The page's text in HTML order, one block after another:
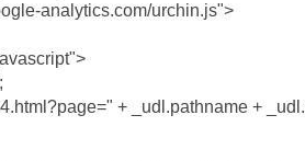
analytics.com/urchin.js">
+ _udl.pathname +